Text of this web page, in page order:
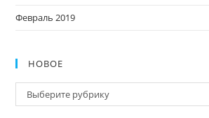
Февраль 2019
НОВОЕ
Новое
Выберите рубрику